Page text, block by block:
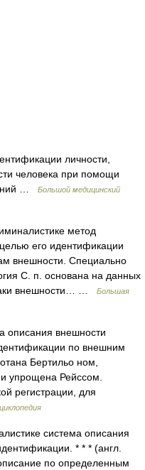
личности,
человека при помощи
…
Большой медицинский
метод
его идентификации
внешности. Специально
С. п. основана на данных
внешности… …
Большая
внешности
по внешним
Бертильо ном,
упрощена Рейссом.
регистрации, для
система описания
* * * (англ.
по определенным